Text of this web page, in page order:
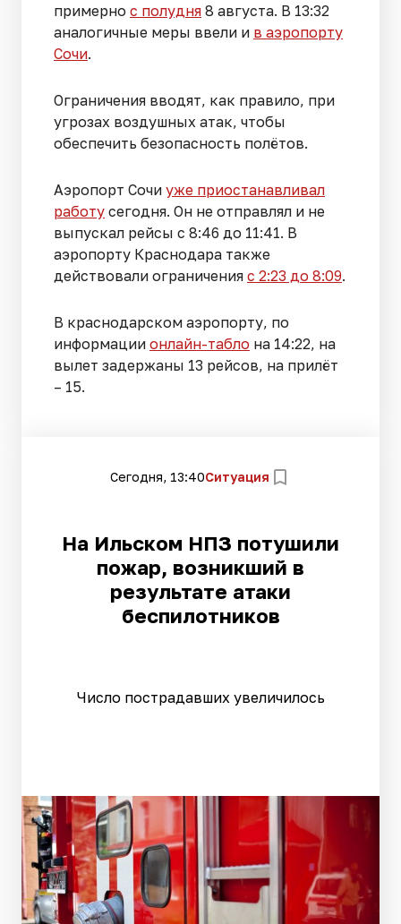
примерно с полудня 8 августа. В 13:32
аналогичные меры ввели и в аэропорту
Сочи.
Ограничения вводят, как правило, при
угрозах воздушных атак, чтобы
обеспечить безопасность полётов.
Аэропорт Сочи уже приостанавливал
работу сегодня. Он не отправлял и не
выпускал рейсы с 8:46 до 11:41. В
аэропорту Краснодара также
действовали ограничения с 2:23 до 8:09.
В краснодарском аэропорту, по
информации онлайн-табло на 14:22, на
вылет задержаны 13 рейсов, на прилёт
– 15.
Сегодня, 13:40Ситуация
На Ильском НПЗ потушили
пожар, возникший в
результате атаки
беспилотников
Число пострадавших увеличилось